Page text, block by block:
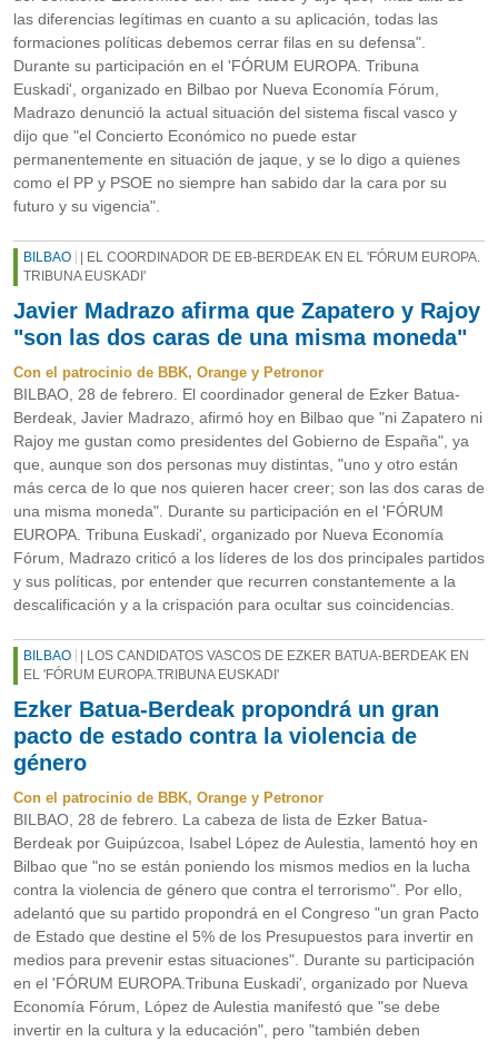
las diferencias legítimas en cuanto a su aplicación, todas las
formaciones políticas debemos cerrar filas en su defensa".
Durante su participación en el 'FÓRUM EUROPA. Tribuna
Euskadi', organizado en Bilbao por Nueva Economía Fórum,
Madrazo denunció la actual situación del sistema fiscal vasco y
dijo que "el Concierto Económico no puede estar
permanentemente en situación de jaque, y se lo digo a quienes
como el PP y PSOE no siempre han sabido dar la cara por su
futuro y su vigencia".
BILBAO
| EL COORDINADOR DE EB-BERDEAK EN EL 'FÓRUM EUROPA.
TRIBUNA EUSKADI'
Javier Madrazo afirma que Zapatero y Rajoy
"son las dos caras de una misma moneda"
Con el patrocinio de BBK, Orange y Petronor
BILBAO, 28 de febrero. El coordinador general de Ezker Batua-
Berdeak, Javier Madrazo, afirmó hoy en Bilbao que "ni Zapatero ni
Rajoy me gustan como presidentes del Gobierno de España", ya
que, aunque son dos personas muy distintas, "uno y otro están
más cerca de lo que nos quieren hacer creer; son las dos caras de
una misma moneda". Durante su participación en el 'FÓRUM
EUROPA. Tribuna Euskadi', organizado por Nueva Economía
Fórum, Madrazo criticó a los líderes de los dos principales partidos
y sus políticas, por entender que recurren constantemente a la
descalificación y a la crispación para ocultar sus coincidencias.
BILBAO
| LOS CANDIDATOS VASCOS DE EZKER BATUA-BERDEAK EN
EL 'FÓRUM EUROPA.TRIBUNA EUSKADI'
Ezker Batua-Berdeak propondrá un gran
pacto de estado contra la violencia de
género
Con el patrocinio de BBK, Orange y Petronor
BILBAO, 28 de febrero. La cabeza de lista de Ezker Batua-
Berdeak por Guipúzcoa, Isabel López de Aulestia, lamentó hoy en
Bilbao que "no se están poniendo los mismos medios en la lucha
contra la violencia de género que contra el terrorismo". Por ello,
adelantó que su partido propondrá en el Congreso "un gran Pacto
de Estado que destine el 5% de los Presupuestos para invertir en
medios para prevenir estas situaciones". Durante su participación
en el 'FÓRUM EUROPA.Tribuna Euskadi', organizado por Nueva
Economía Fórum, López de Aulestia manifestó que "se debe
invertir en la cultura y la educación", pero "también deben